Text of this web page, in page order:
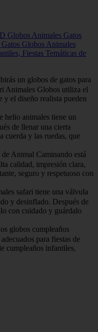
Globos Animales Gatos
Globos Animales
Fiestas Temáticas de
un globos de gatos para
Animales Globos utiliza el
y el diseño realista pueden
helio animales tiene un
de llenar una cierta
cuerda y las ruedas, que
Animal Caminando está
calidad, impresión clara,
seguro y respetuoso con
safari tiene una válvula
y desinflado. Después de
con cuidado y guárdalo
globos cumpleaños
para fiestas de
cumpleaños infantiles,